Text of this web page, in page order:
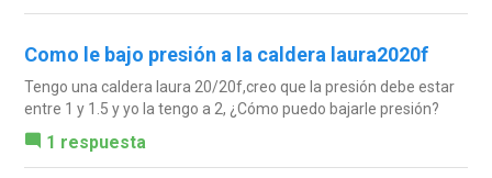
Como le bajo presión a la caldera laura2020f
Tengo una caldera laura 20/20f,creo que la presión debe estar
entre 1 y 1.5 y yo la tengo a 2, ¿Cómo puedo bajarle presión?
1 respuesta